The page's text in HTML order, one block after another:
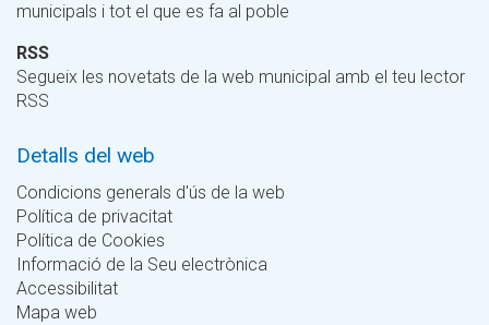
municipals i tot el que es fa al poble
RSS
Segueix les novetats de la web municipal amb el teu lector
RSS
Detalls del web
Condicions generals d'ús de la web
Política de privacitat
Política de Cookies
Informació de la Seu electrònica
Accessibilitat
Mapa web